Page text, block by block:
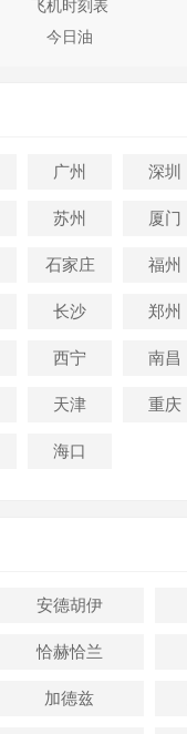
飞机时刻表
今日油
广州 深圳
苏州 厦门
石家庄 福州
长沙 郑州
西宁 南昌
天津 重庆
海口
安德胡伊
恰赫恰兰
加德兹